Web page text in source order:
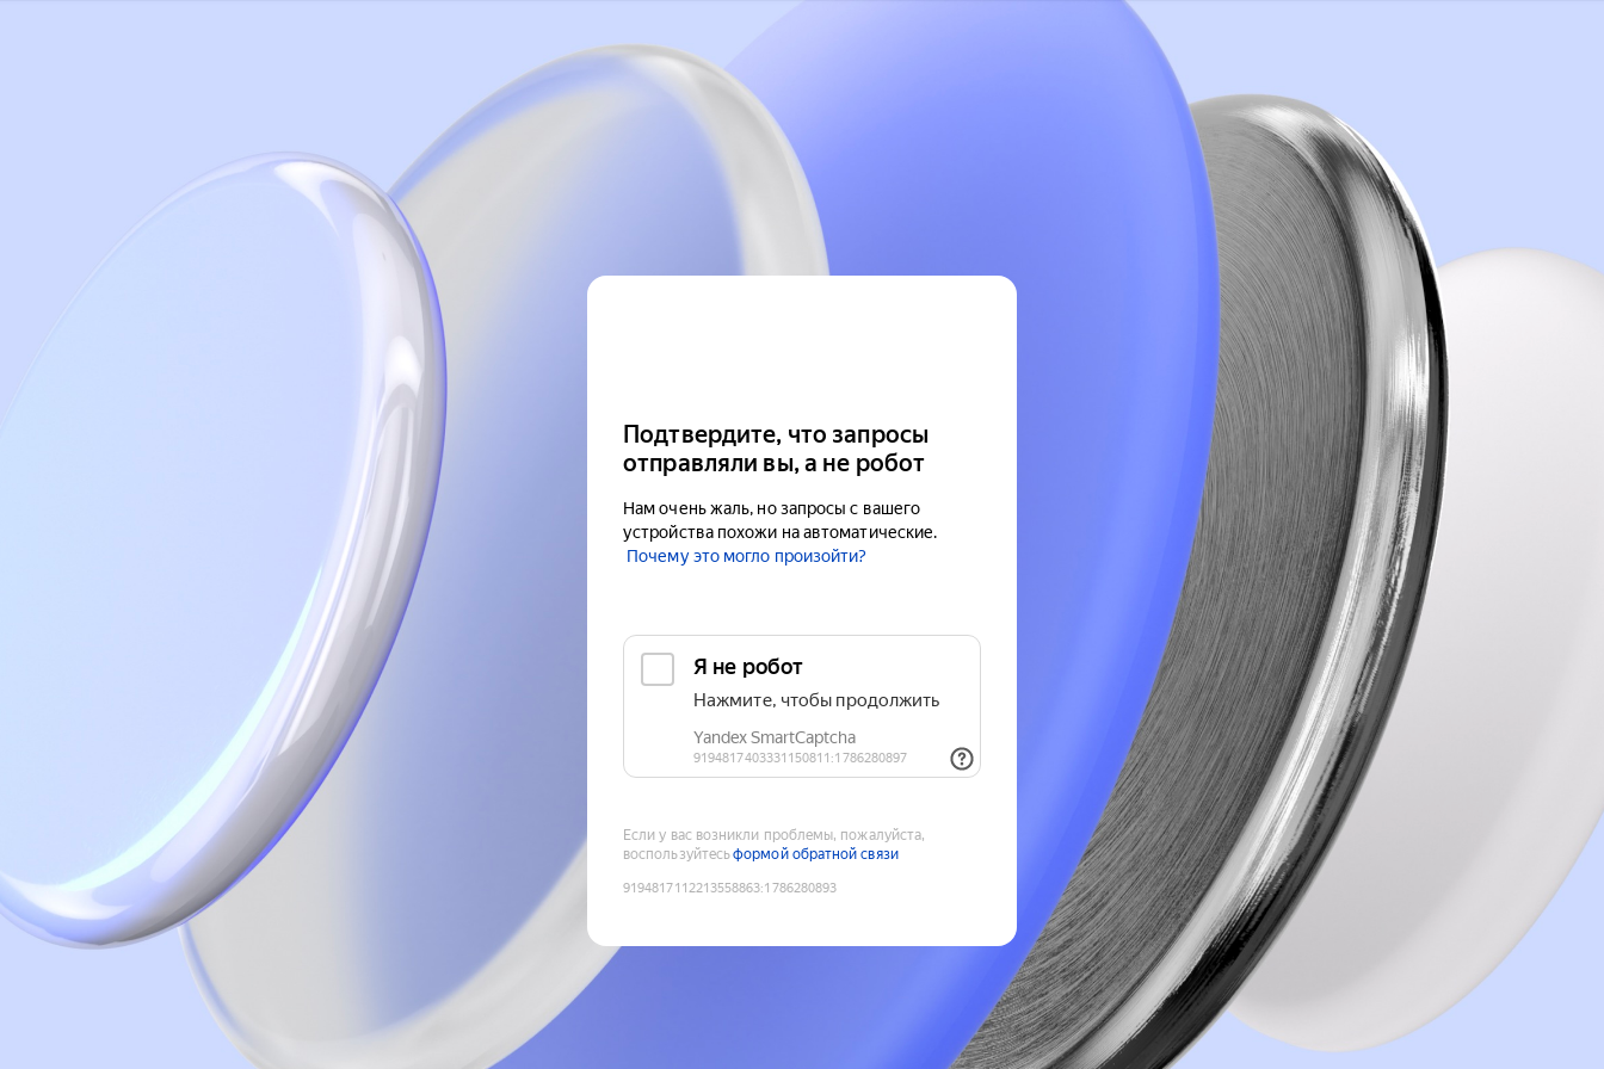
Подтвердите, что запросы
отправляли вы, а не робот
Нам очень жаль, но запросы с вашего
устройства похожи на автоматические.
Почему это могло произойти?
Если у вас возникли проблемы, пожалуйста,
воспользуйтесьформой обратной связи
9194817112213558863:1786280893